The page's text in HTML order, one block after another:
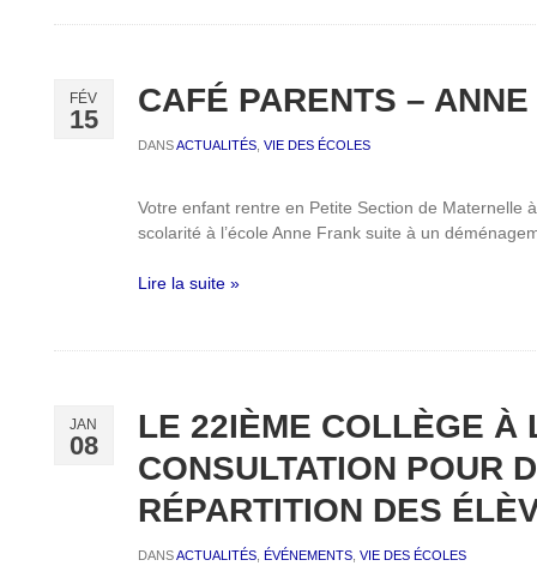
FÉV
15
CAFÉ PARENTS –
DANSACTUALITÉS VIE DES ÉCOLES
Votre enfant rentre en Petite Section de Maternelle
scolarité à l’école Anne Frank suite à un
Lire la suite »
JAN
08
LE 22IÈME COLLÈGE À
CONSULTATION POUR
RÉPARTITION DES
DANSACTUALITÉS ÉVÉNEMENTS VIE DES ÉCOLES